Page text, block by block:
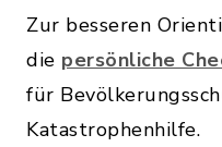
Zur besseren
die persönliche
für
Katastrophenhilfe.